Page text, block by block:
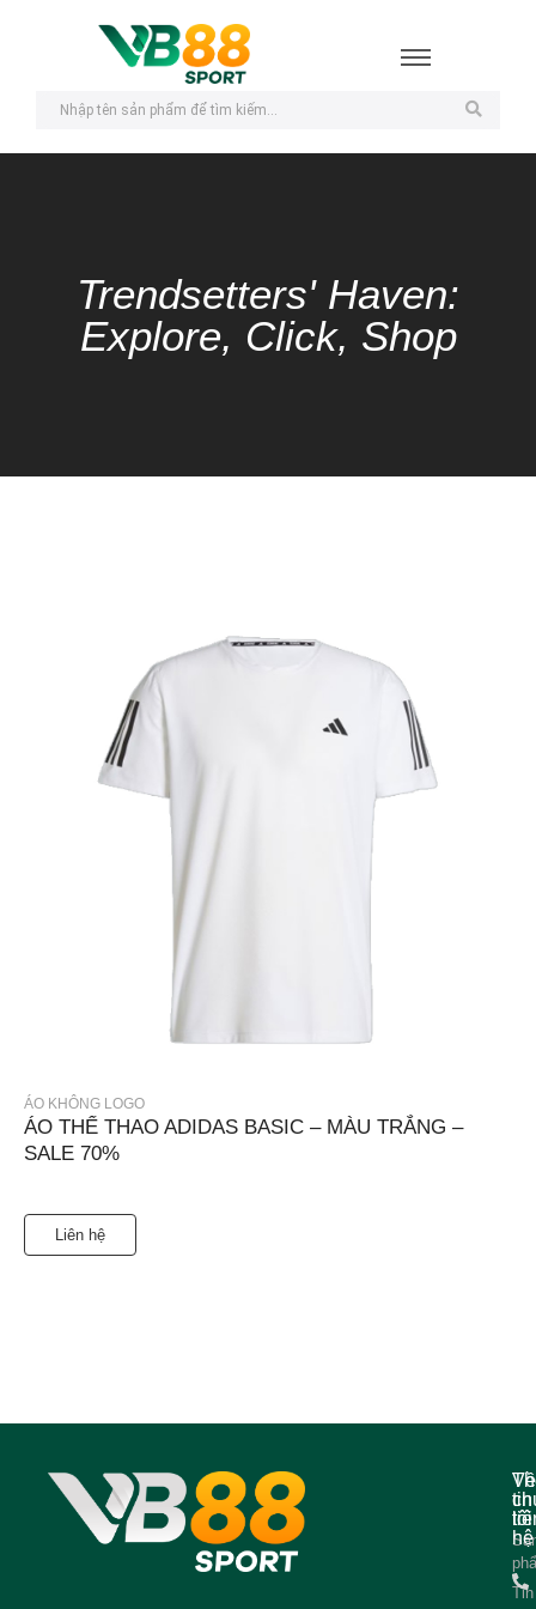
Trendsetters' Haven:
Explore, Click, Shop
ÁO KHÔNG LOGO
ÁO THỂ THAO ADIDAS BASIC – MÀU TRẮNG –
SALE 70%
Liên hệ
Về
tôi
Tin
tin
hệ